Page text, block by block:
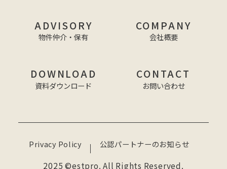
ADVISORY
物件仲介・保有
COMPANY
会社概要
DOWNLOAD
資料ダウンロード
CONTACT
お問い合わせ
Privacy Policy 公認パートナーのお知らせ
2025 ©estpro. All Rights Reserved.